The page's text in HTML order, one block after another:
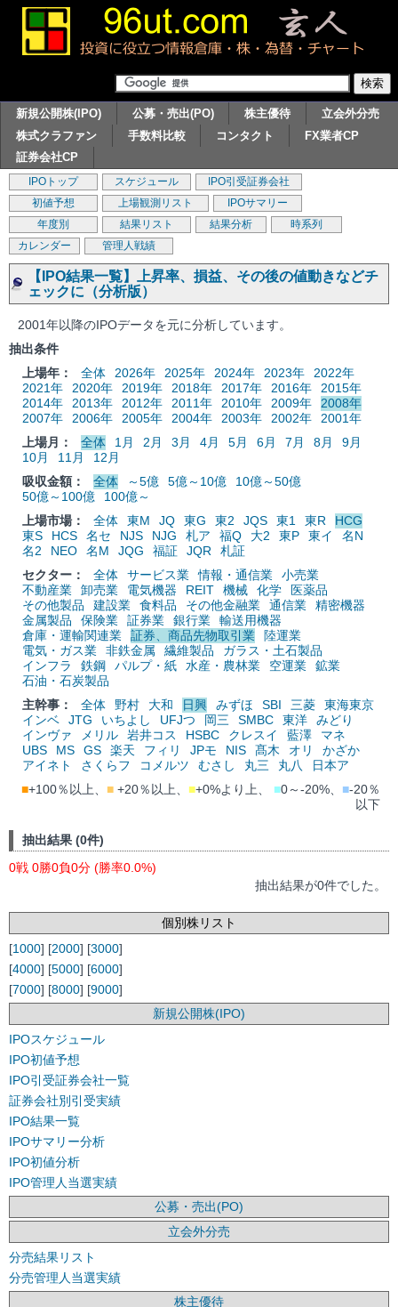
新規公開株(IPO) 公募・売出(PO) 株主優待
立会外分売
株式クラファン
手数料比較 コンタクト
FX業者CP
証券会社CP
IPOトップ スケジュール
IPO引受証券会社
初値予想
上場観測リスト
IPOサマリー
年度別
結果リスト 結果分析
時系列
カレンダー
管理人戦績
【IPO結果一覧】上昇率、損益、その後の値動きなどチ
ェックに（分析版）
2001年以降のIPOデータを元に分析しています。
抽出条件
上場年：
全体 2026年 2025年 2024年 2023年
2022年
2021年
2020年 2019年 2018年 2017年 2016年
2015年
2014年
2013年 2012年 2011年 2010年 2009年
2008年
2007年
2006年 2005年 2004年 2003年 2002年
2001年
上場月：
全体 1月 2月 3月 4月 5月 6月 7月 8月
9月
10月
11月
12月
吸収金額：
全体 ～5億 5億～10億
10億～50億
50億～100億
100億～
上場市場：
全体 東M JQ 東G 東2 JQS 東1 東R
HCG
東S
HCS 名セ NJS NJG 札ア 福Q 大2 東P 東イ
名N
名2
NEO 名M JQG 福証 JQR
札証
セクター：
全体 サービス業 情報・通信業
小売業
不動産業
卸売業 電気機器 REIT 機械 化学
医薬品
その他製品
建設業 食料品 その他金融業 通信業
精密機器
金属製品
保険業 証券業 銀行業
輸送用機器
倉庫・運輸関連業
証券、商品先物取引業
陸運業
電気・ガス業
非鉄金属 繊維製品
ガラス・土石製品
インフラ
鉄鋼 パルプ・紙 水産・農林業 空運業
鉱業
石油・石炭製品
主幹事：
全体 野村 大和 日興 みずほ SBI 三菱
東海東京
インベ
JTG いちよし UFJつ 岡三 SMBC 東洋
みどり
インヴァ
メリル 岩井コス HSBC クレスイ 藍澤
マネ
UBS
MS GS 楽天 フィリ JPモ NIS 髙木 オリ
かざか
アイネト
さくらフ コメルツ むさし 丸三 丸八
日本ア
■+100％以上、 ■ +20％以上、 ■+0%より上、 ■0～-20%、 ■-20％
以下
抽出結果 (0件)
0戦 0勝0負0分 (勝率0.0%)
抽出結果が0件でした。
個別株リスト
[1000] [2000] [3000]
[4000] [5000] [6000]
[7000] [8000] [9000]
新規公開株(IPO)
IPOスケジュール
IPO初値予想
IPO引受証券会社一覧
証券会社別引受実績
IPO結果一覧
IPOサマリー分析
IPO初値分析
IPO管理人当選実績
公募・売出(PO)
立会外分売
分売結果リスト
分売管理人当選実績
株主優待